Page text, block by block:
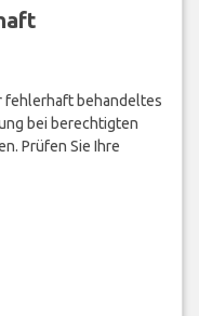
fehlerhaft behandeltes
bei berechtigten
Prüfen Sie Ihre